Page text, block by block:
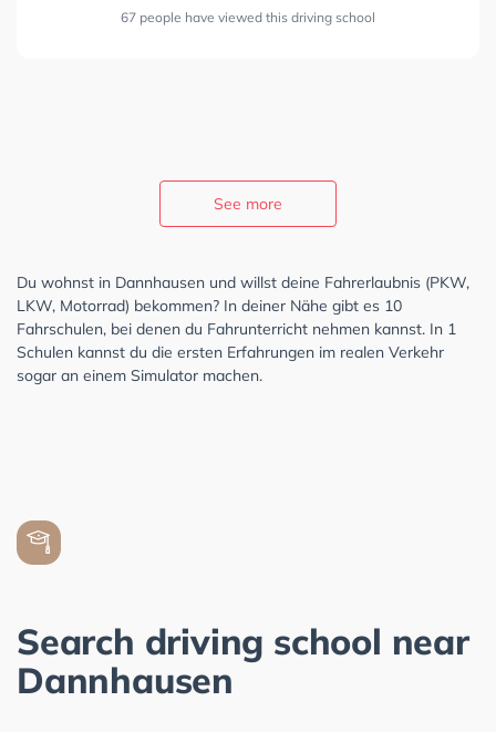
67 people have viewed this driving school
See more
Du wohnst in Dannhausen und willst deine Fahrerlaubnis (PKW,
LKW, Motorrad) bekommen? In deiner Nähe gibt es 10
Fahrschulen, bei denen du Fahrunterricht nehmen kannst. In 1
Schulen kannst du die ersten Erfahrungen im realen Verkehr
sogar an einem Simulator machen.
Search driving school near
Dannhausen